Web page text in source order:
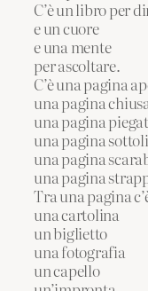
C’è un libro per
e un cuore
e una mente
per ascoltare.
C’è una pagina
una pagina chiusa
una pagina
una pagina
una pagina
una pagina
Tra una pagina
una cartolina
un biglietto
una fotografia
un capello